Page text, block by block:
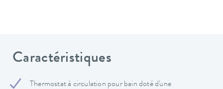
Caractéristiques
Thermostat à circulation pour bain doté d'une